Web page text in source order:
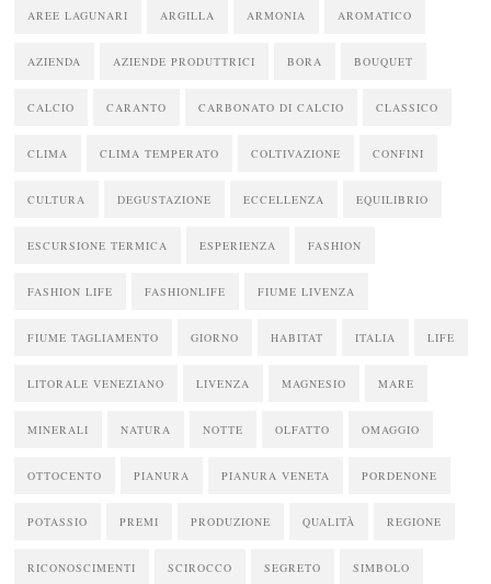
AREE LAGUNARI ARGILLA ARMONIA AROMATICO
AZIENDA AZIENDE PRODUTTRICI BORA BOUQUET
CALCIO CARANTO CARBONATO DI CALCIO CLASSICO
CLIMA CLIMA TEMPERATO COLTIVAZIONE CONFINI
CULTURA DEGUSTAZIONE ECCELLENZA EQUILIBRIO
ESCURSIONE TERMICA ESPERIENZA FASHION
FASHION LIFE FASHIONLIFE FIUME LIVENZA
FIUME TAGLIAMENTO GIORNO HABITAT ITALIA LIFE
LITORALE VENEZIANO LIVENZA MAGNESIO MARE
MINERALI NATURA NOTTE OLFATTO OMAGGIO
OTTOCENTO PIANURA PIANURA VENETA PORDENONE
POTASSIO PREMI PRODUZIONE QUALITÀ REGIONE
RICONOSCIMENTI SCIROCCO SEGRETO SIMBOLO